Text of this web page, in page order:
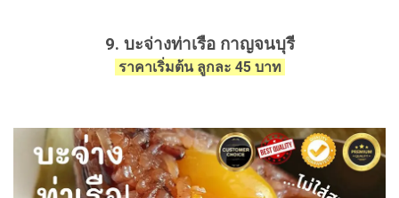
9. บะจ่างท่าเรือ กาญจนบุรี
ราคาเริ่มต้น ลูกละ 45 บาท